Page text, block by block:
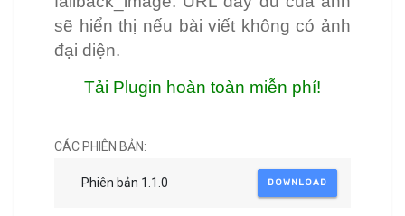
sẽ hiển thị nếu bài viết không có ảnh
đại diện.
Tải Plugin hoàn toàn miễn phí!
CÁC PHIÊN BẢN:
Phiên bản 1.1.0 DOWNLOAD